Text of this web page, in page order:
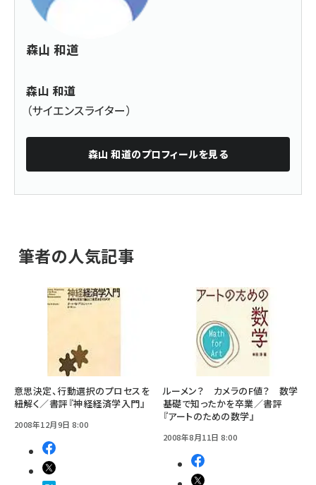
森山 和道
森山 和道
（サイエンスライター）
森山 和道のプロフィールを見る
筆者の人気記事
意思決定、行動選択のプロセスを
紐解く／書評『神経経済学入門』
2008年12月9日 8:00
ルーメン？ カメラのF値？ 数学
基礎で知ったかを卒業／書評
『アートのための数学』
2008年8月11日 8:00